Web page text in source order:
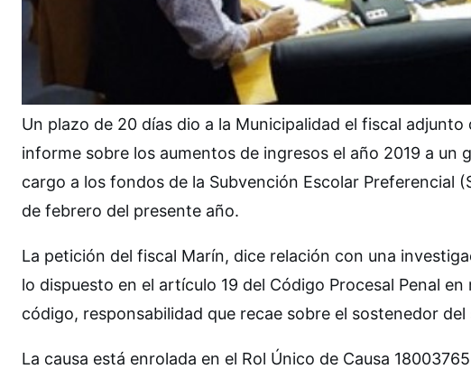
Un plazo de 20 días dio a la Municipalidad el fiscal
informe sobre los aumentos de ingresos el año 2019 a un
cargo a los fondos de la Subvención Escolar Preferencial
de febrero del presente año.
La petición del fiscal Marín, dice relación con una
lo dispuesto en el artículo 19 del Código Procesal Penal
código, responsabilidad que recae sobre el sostenedor
La causa está enrolada en el Rol Único de Causa